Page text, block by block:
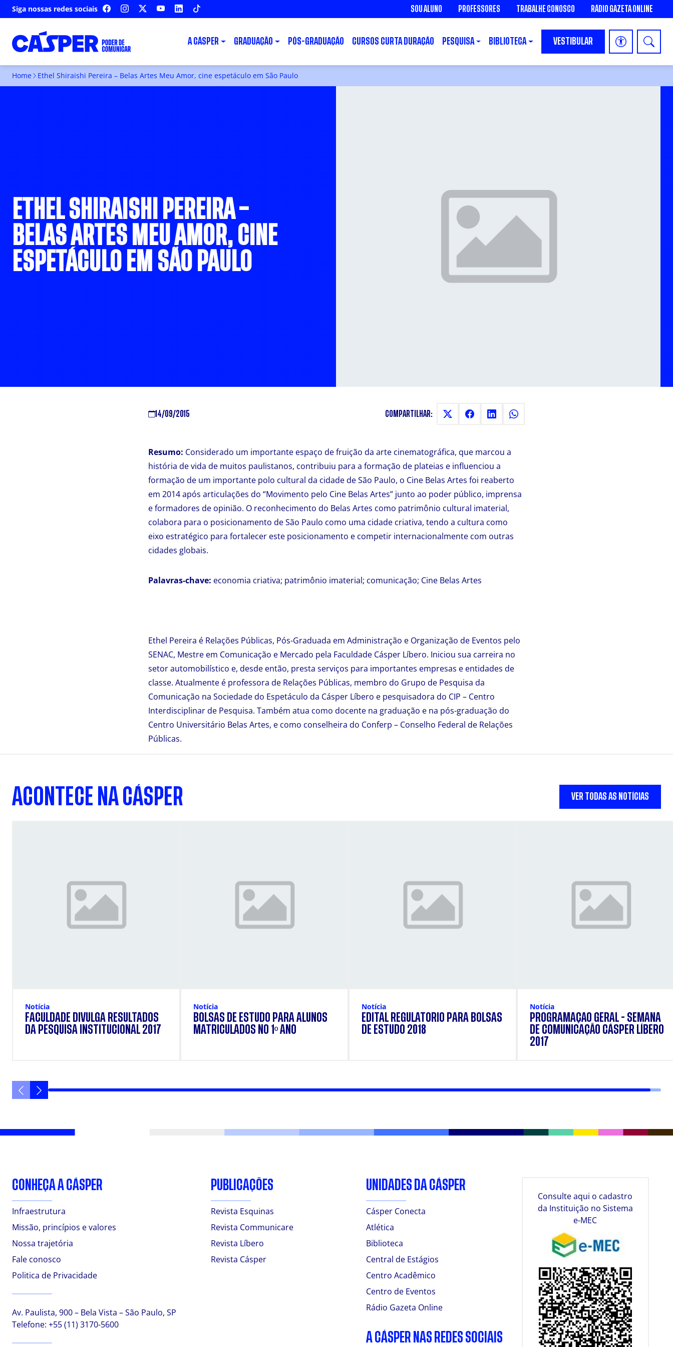
Siga nossas redes sociais FACEBOOKINSTAGRAM YOUTUBELINKEDIN SOU ALUNO PROFESSORES TRABALHE CONOSCO RÁDIO GAZETA ONLINE
A CÁSPER GRADUAÇÃO PÓS-GRADUAÇÃO CURSOS CURTA DURAÇÃO PESQUISA BIBLIOTECA VESTIBULAR
Home Ethel Shiraishi Pereira – Belas Artes Meu Amor, cine espetáculo em São Paulo
ETHEL SHIRAISHI PEREIRA –
BELAS ARTES MEU AMOR, CINE
ESPETÁCULO EM SÃO PAULO
14/09/2015 COMPARTILHAR:
Resumo: Considerado um importante espaço de fruição da arte cinematográfica, que marcou a
história de vida de muitos paulistanos, contribuiu para a formação de plateias e influenciou a
formação de um importante polo cultural da cidade de São Paulo, o Cine Belas Artes foi reaberto
em 2014 após articulações do “Movimento pelo Cine Belas Artes” junto ao poder público, imprensa
e formadores de opinião. O reconhecimento do Belas Artes como patrimônio cultural imaterial,
colabora para o posicionamento de São Paulo como uma cidade criativa, tendo a cultura como
eixo estratégico para fortalecer este posicionamento e competir internacionalmente com outras
cidades globais.
Palavras-chave: economia criativa; patrimônio imaterial; comunicação; Cine Belas Artes
Ethel Pereira é Relações Públicas, Pós-Graduada em Administração e Organização de Eventos pelo
SENAC, Mestre em Comunicação e Mercado pela Faculdade Cásper Líbero. Iniciou sua carreira no
setor automobilístico e, desde então, presta serviços para importantes empresas e entidades de
classe. Atualmente é professora de Relações Públicas, membro do Grupo de Pesquisa da
Comunicação na Sociedade do Espetáculo da Cásper Líbero e pesquisadora do CIP – Centro
Interdisciplinar de Pesquisa. Também atua como docente na graduação e na pós-graduação do
Centro Universitário Belas Artes, e como conselheira do Conferp – Conselho Federal de Relações
Públicas.
ACONTECE NA CÁSPER VER TODAS AS NOTÍCIAS
Notícia
FACULDADE DIVULGA RESULTADOS
DA PESQUISA INSTITUCIONAL 2017
Notícia
BOLSAS DE ESTUDO PARA ALUNOS
MATRICULADOS NO 1º ANO
Notícia
EDITAL REGULATÓRIO PARA BOLSAS
DE ESTUDO 2018
Notícia
PROGRAMAÇÃO GERAL - SEMANA
DE COMUNICAÇÃO CÁSPER LÍBERO
2017
CONHEÇA A CÁSPER
Infraestrutura
Missão, princípios e valores
Nossa trajetória
Fale conosco
Politica de Privacidade
Av. Paulista, 900 – Bela Vista – São Paulo, SP
Telefone: +55 (11) 3170-5600
PUBLICAÇÕES
Revista Esquinas
Revista Communicare
Revista Líbero
Revista Cásper
UNIDADES DA CÁSPER
Cásper Conecta
Atlética
Biblioteca
Central de Estágios
Centro Acadêmico
Centro de Eventos
Rádio Gazeta Online
A CÁSPER NAS REDES SOCIAIS
Consulte aqui o cadastro
da Instituição no Sistema
e-MEC